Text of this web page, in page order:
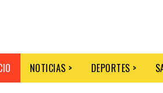
NOTICIAS > DEPORTES >